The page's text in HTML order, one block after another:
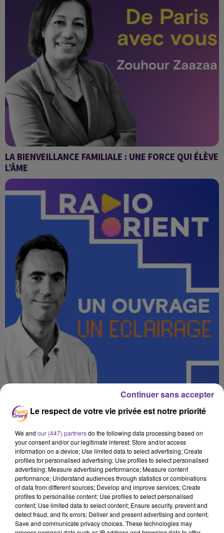
LA BIENVEILLANCE FAMILIALE : UNE FORCE QUI ÉLÈVE
L’ÂME
LA FOI AU QUOTIDIEN
LES COULISSES DE LA DIPLOMATIE MONDIALE
RACONTÉES PAR L’EX...
Le respect de votre vie privée est notre priorité
We and our (447) partnersdo the following data processing based on
your consent and/or our legitimate interest: Store and/or access
information on a device; Use limited data to select advertising; Create
profiles for personalised advertising; Use profiles to select personalised
advertising; Measure advertising performance; Measure content
performance; Understand audiences through statistics or combinations
of data from different sources; Develop and improve services; Create
profiles to personalise content; Use profiles to select personalised
content; Use limited data to select content; Ensure security, prevent and
detect fraud, and fix errors; Deliver and present advertising and content;
Save and communicate privacy choices. These technologies may
Continuer sans accepter